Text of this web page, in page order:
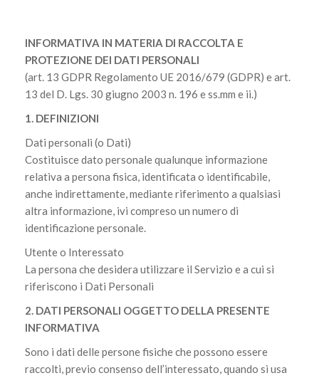
INFORMATIVA IN MATERIA DI RACCOLTA E
PROTEZIONE DEI DATI PERSONALI
(art. 13 GDPR Regolamento UE 2016/679 (GDPR) e art.
13 del D. Lgs. 30 giugno 2003 n. 196 e ss.mm e ii.)
1. DEFINIZIONI
Dati personali (o Dati)
Costituisce dato personale qualunque informazione
relativa a persona fisica, identificata o identificabile,
anche indirettamente, mediante riferimento a qualsiasi
altra informazione, ivi compreso un numero di
identificazione personale.
Utente o Interessato
La persona che desidera utilizzare il Servizio e a cui si
riferiscono i Dati Personali
2. DATI PERSONALI OGGETTO DELLA PRESENTE
INFORMATIVA
Sono i dati delle persone fisiche che possono essere
raccolti, previo consenso dell’interessato, quando si usa